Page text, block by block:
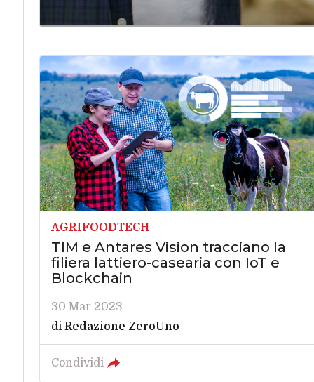
AGRIFOODTECH
TIM e Antares Vision tracciano la
filiera lattiero-casearia con IoT e
Blockchain
30 Mar 2023
di Redazione ZeroUno
Condividi